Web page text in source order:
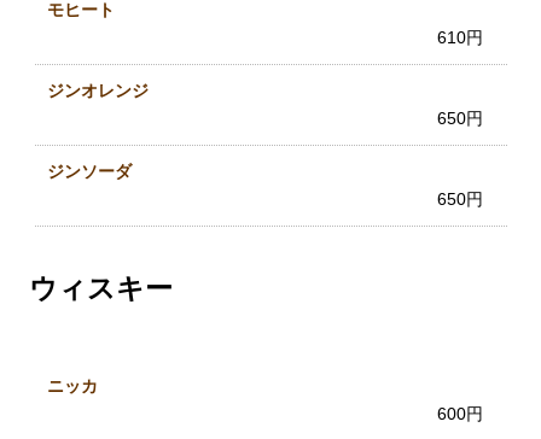
モヒート
610円
ジンオレンジ
650円
ジンソーダ
650円
ウィスキー
ニッカ
600円